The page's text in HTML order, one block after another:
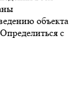
объекта
с